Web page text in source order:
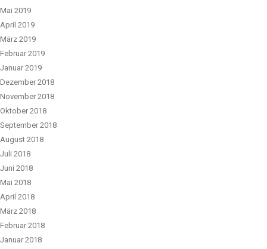
Mai 2019
April 2019
März 2019
Februar 2019
Januar 2019
Dezember 2018
November 2018
Oktober 2018
September 2018
August 2018
Juli 2018
Juni 2018
Mai 2018
April 2018
März 2018
Februar 2018
Januar 2018